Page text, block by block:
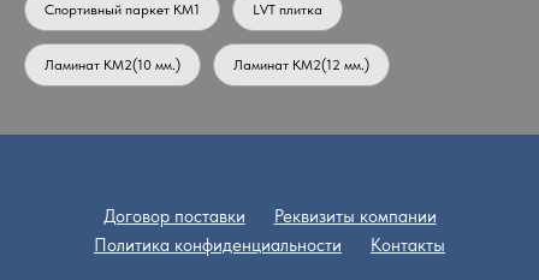
Спортивный паркет КМ1 LVT плитка
Ламинат КМ2(10 мм.) Ламинат КМ2(12 мм.)
Договор поставки
Реквизиты компании
Политика конфиденциальности
Контакты